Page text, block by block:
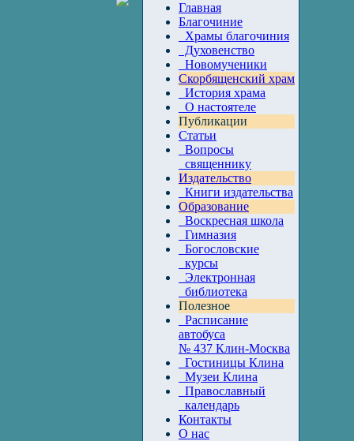
Главная
Благочиние
Храмы благочиния
Духовенство
Новомученики
Скорбященский храм
История храма
О настоятеле
Публикации
Статьи
Вопросы
священнику
Издательство
Книги издательства
Образование
Воскресная школа
Гимназия
Богословские
курсы
Электронная
библиотека
Полезное
Расписание
автобуса
№ 437 Клин-Москва
Гостиницы Клина
Музеи Клина
Православный
календарь
Контакты
О нас